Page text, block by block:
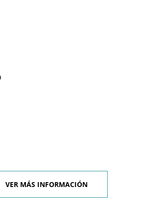
VER MÁS INFORMACIÓN